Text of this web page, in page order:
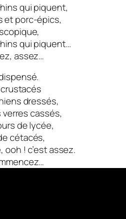
qui piquent,
et porc-épics,
qui piquent…
assez…
dressés,
cassés,
de lycée,
cétacés,
! c’est assez.